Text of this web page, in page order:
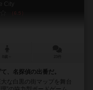
City
6.5
、名探偵の出番だ。
な白黒の街マップを舞台